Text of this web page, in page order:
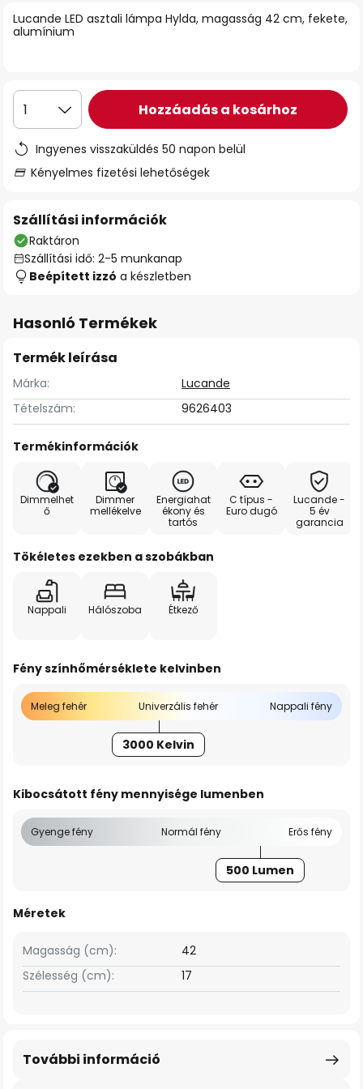
Lucande LED asztali lámpa Hylda, magasság 42 cm, fekete,
alumínium
1 Hozzáadás a kosárhoz
Ingyenes visszaküldés 50 napon belül
Kényelmes fizetési lehetőségek
Szállítási információk
Raktáron
Szállítási idő: 2-5 munkanap
Beépített izzó a készletben
Hasonló Termékek
Termék leírása
Márka:
Lucande
Tételszám:
9626403
Termékinformációk
Dimmelhet
ő
Dimmer
mellékelve
Energiahat
ékony és
tartós
C típus -
Euro dugó
Lucande -
5 év
garancia
Tökéletes ezekben a szobákban
Nappali Hálószoba Étkező
Fény színhőmérséklete kelvinben
Meleg fehér Univerzális fehér Nappali fény
3000 Kelvin
Kibocsátott fény mennyisége lumenben
Gyenge fény Normál fény Erős fény
500 Lumen
Méretek
Szélesség (cm): 17
Magasság (cm): 42
További információ